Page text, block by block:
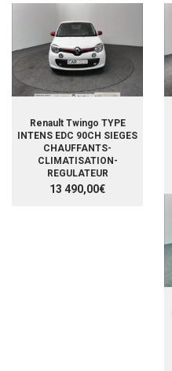
Renault Twingo TYPE
INTENS EDC 90CH SIEGES
CHAUFFANTS-
CLIMATISATION-
REGULATEUR
13 490,00€